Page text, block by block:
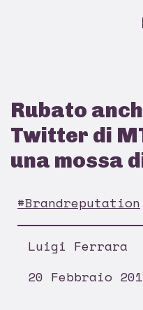
Rubato
Twitter di
una mossa
#Brandreputation
Luigi Ferrara
20 Febbraio